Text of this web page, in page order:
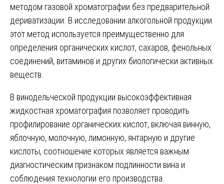
методом газовой хроматографии без предварительной
дериватизации. В исследовании алкогольной продукции
этот метод используется преимущественно для
определения органических кислот, сахаров, фенольных
соединений, витаминов и других биологически активных
веществ.
В винодельческой продукции высокоэффективная
жидкостная хроматография позволяет проводить
профилирование органических кислот, включая винную,
яблочную, молочную, лимонную, янтарную и другие
кислоты, соотношение которых является важным
диагностическим признаком подлинности вина и
соблюдения технологии его производства.